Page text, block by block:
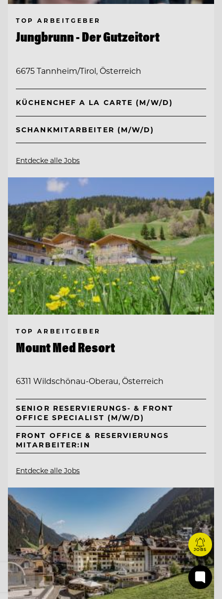
TOP ARBEITGEBER
Jungbrunn - Der Gutzeitort
6675 Tannheim/Tirol, Österreich
KÜCHENCHEF A LA CARTE (M/W/D)
SCHANKMITARBEITER (M/W/D)
Entdecke alle Jobs
TOP ARBEITGEBER
Mount Med Resort
6311 Wildschönau-Oberau, Österreich
SENIOR RESERVIERUNGS- & FRONT
OFFICE SPECIALIST (M/W/D)
FRONT OFFICE & RESERVIERUNGS
MITARBEITER:IN
Entdecke alle Jobs
JOBS